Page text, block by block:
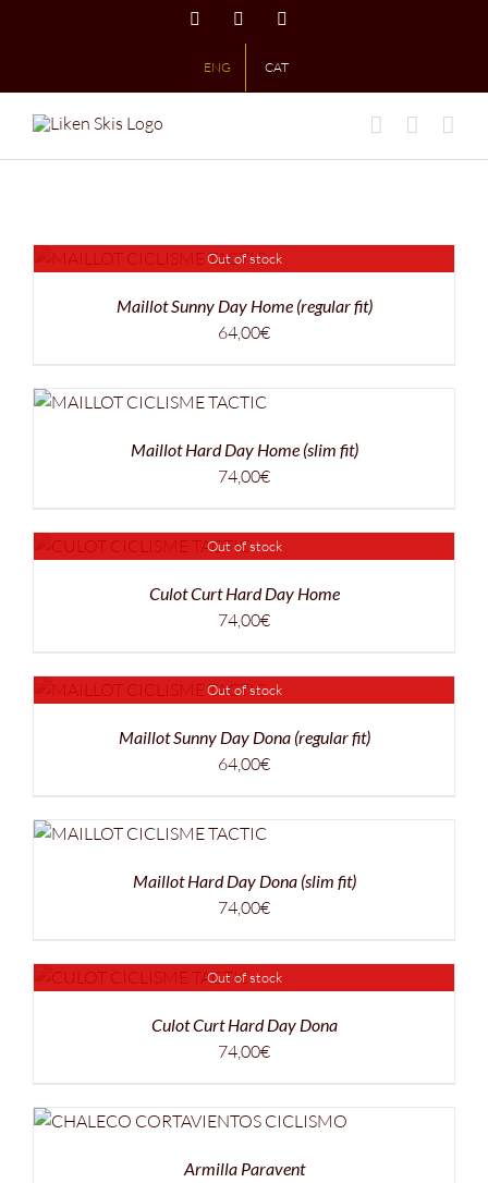
Instagram
ENG CAT
Out of stock
Maillot Sunny Day Home (regular fit)
64,00€
Maillot Hard Day Home (slim fit)
74,00€
Out of stock
Culot Curt Hard Day Home
74,00€
Out of stock
Maillot Sunny Day Dona (regular fit)
64,00€
Maillot Hard Day Dona (slim fit)
74,00€
Out of stock
Culot Curt Hard Day Dona
74,00€
Armilla Paravent